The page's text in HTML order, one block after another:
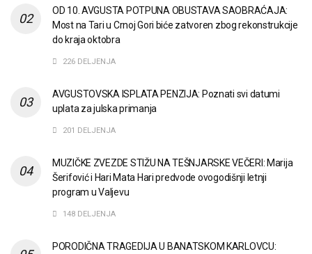
OD 10. AVGUSTA POTPUNA OBUSTAVA SAOBRAĆAJA:
Most na Tari u Crnoj Gori biće zatvoren zbog rekonstrukcije
do kraja oktobra
226 DELJENJA
AVGUSTOVSKA ISPLATA PENZIJA: Poznati svi datumi
uplata za julska primanja
201 DELJENJA
MUZIČKE ZVEZDE STIŽU NA TEŠNJARSKE VEČERI: Marija
Šerifović i Hari Mata Hari predvode ovogodišnji letnji
program u Valjevu
148 DELJENJA
PORODIČNA TRAGEDIJA U BANATSKOM KARLOVCU: